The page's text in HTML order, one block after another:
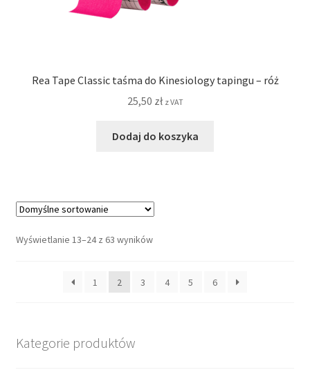
Rea Tape Classic taśma do Kinesiology tapingu – róż
25,50 zł z VAT
Dodaj do koszyka
Wyświetlanie 13–24 z 63 wyników
1 2 3 4 5 6
Kategorie produktów